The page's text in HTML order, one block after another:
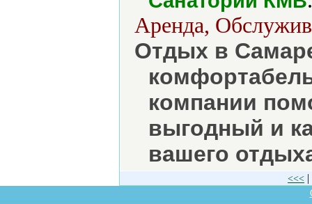
Аренда,
Отдых в
компании
выгодный и
вашего
<<< |